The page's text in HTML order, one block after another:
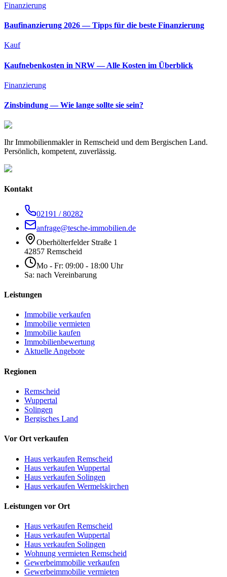
Finanzierung
Baufinanzierung 2026 — Tipps für die beste Finanzierung
Kauf
Kaufnebenkosten in NRW — Alle Kosten im Überblick
Finanzierung
Zinsbindung — Wie lange sollte sie sein?
Ihr Immobilienmakler in Remscheid und dem Bergischen Land.
Persönlich, kompetent, zuverlässig.
Kontakt
02191 / 80282
anfrage@tesche-immobilien.de
Oberhölterfelder Straße 1
42857 Remscheid
Mo - Fr: 09:00 - 18:00 Uhr
Sa: nach Vereinbarung
Leistungen
Immobilie verkaufen
Immobilie vermieten
Immobilie kaufen
Immobilienbewertung
Aktuelle Angebote
Regionen
Remscheid
Wuppertal
Solingen
Bergisches Land
Vor Ort verkaufen
Haus verkaufen Remscheid
Haus verkaufen Wuppertal
Haus verkaufen Solingen
Haus verkaufen Wermelskirchen
Leistungen vor Ort
Haus verkaufen Remscheid
Haus verkaufen Wuppertal
Haus verkaufen Solingen
Wohnung vermieten Remscheid
Gewerbeimmobilie verkaufen
Gewerbeimmobilie vermieten